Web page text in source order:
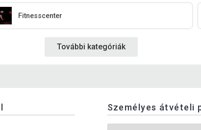
Fitnesscenter
További kategóriák
Személyes átvételi